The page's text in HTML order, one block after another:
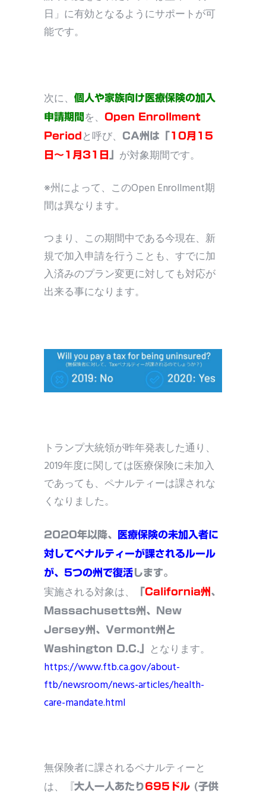
日」に有効となるようにサポートが可
能です。
次に、
個人や家族向け医療保険の加入
申請期間 を、
Open Enrollment
Period と呼び、 CA州は「10月15
日～1月31日
が対象期間です。
※州によって、このOpen Enrollment期
間は異なります。
つまり、この期間中である今現在、新
規で加入申請を行うことも、すでに加
入済みのプラン変更に対しても対応が
出来る事になります。
トランプ大統領が昨年発表した通り、
2019年度に関しては医療保険に未加入
であっても、ペナルティーは課されな
くなりました。
2020年以降、
医療保険の未加入者に
対してペナルティーが課されるルール
が、5つの州で復活します。
実施される対象は、 「California州 、
Massachusetts州、New
Jersey州、Vermont州と
Washington D.C.」
となります。
https://www.ftb.ca.gov/about-
ftb/newsroom/news-articles/health-
care-mandate.html
無保険者に課されるペナルティーと
は、
『大人一人あたり695ドル (子供